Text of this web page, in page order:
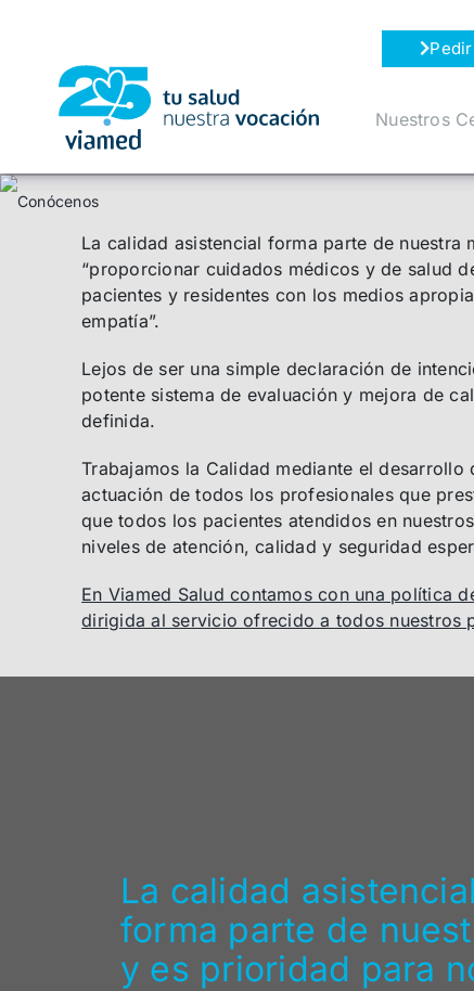
contenido
Nuestros
La calidad asistencial forma parte de
“proporcionar cuidados médicos y de salud
pacientes y residentes con los medios
empatía”.
Lejos de ser una simple declaración de
potente sistema de evaluación y mejora de
definida.
Trabajamos la Calidad mediante el
actuación de todos los profesionales que
que todos los pacientes atendidos en
niveles de atención, calidad y seguridad
En Viamed Salud contamos con una política
dirigida al servicio ofrecido a todos nuestros
La calidad asistencial
forma parte de
y es prioridad para